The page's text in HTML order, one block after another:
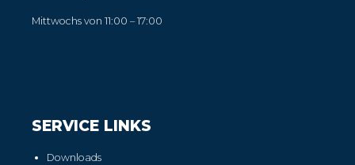
Mittwochs von 11:00 – 17:00
SERVICE LINKS
Downloads